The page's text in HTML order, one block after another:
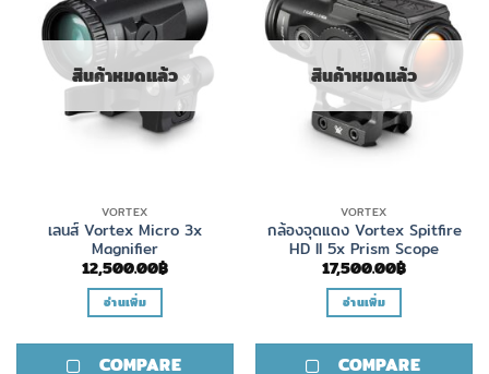
สินค้าหมดแล้ว
VORTEX
เลนส์ Vortex Micro 3x
Magnifier
12,500.00฿
อ่านเพิ่ม
COMPARE
สินค้าหมดแล้ว
VORTEX
กล้องจุดแดง Vortex Spitfire
HD II 5x Prism Scope
17,500.00฿
อ่านเพิ่ม
COMPARE